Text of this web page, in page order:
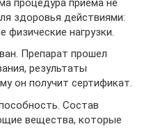
здоровья действиями:
физические нагрузки.
Препарат прошел
результаты
он получит сертификат.
Состав
вещества, которые